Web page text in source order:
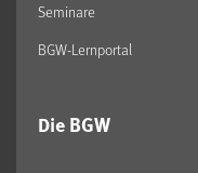
Seminare
BGW-Lernportal
Die BGW